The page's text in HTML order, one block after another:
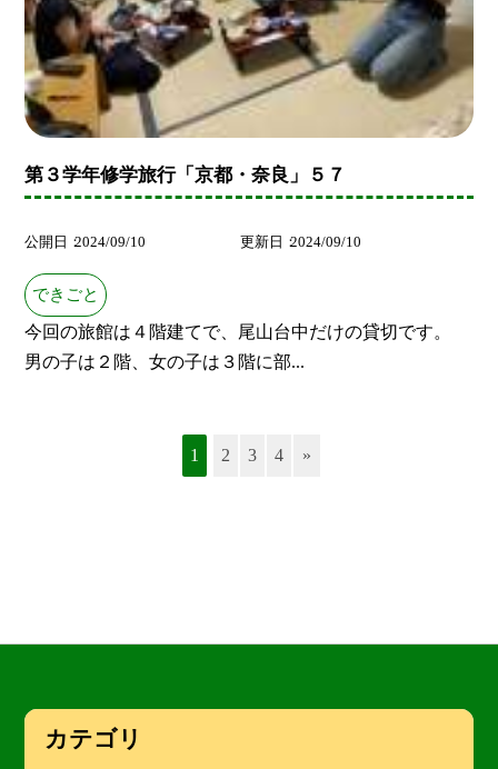
第３学年修学旅行「京都・奈良」５７
公開日 2024/09/10 更新日 2024/09/10
できごと
今回の旅館は４階建てで、尾山台中だけの貸切です。
男の子は２階、女の子は３階に部...
1 2 3 4 »
カテゴリ